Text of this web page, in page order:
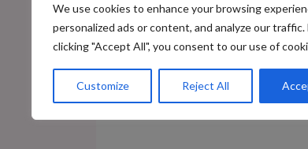
We use cookies to enhance your browsing
personalized ads or content, and analyze our traffic.
clicking "Accept All", you consent to our use of
Customize Reject All